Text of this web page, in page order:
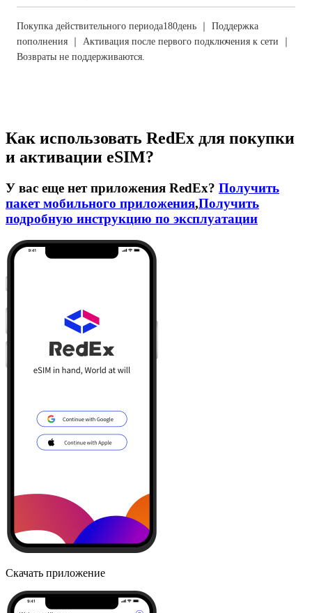
Покупка действительного периода180день ｜ Поддержка
пополнения ｜ Активация после первого подключения к сети ｜
Возвраты не поддерживаются.
Как использовать RedEx для покупки
и активации eSIM?
У вас еще нет приложения RedEx? Получить
пакет мобильного приложения,Получить
подробную инструкцию по эксплуатации
Скачать приложение